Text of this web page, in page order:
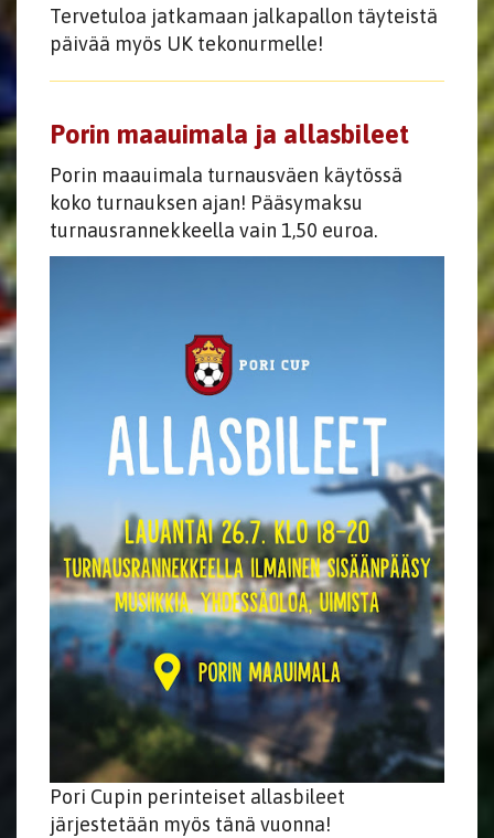
Tervetuloa jatkamaan jalkapallon täyteistä
päivää myös UK tekonurmelle!
Porin maauimala ja allasbileet
Porin maauimala turnausväen käytössä
koko turnauksen ajan! Pääsymaksu
turnausrannekkeella vain 1,50 euroa.
Pori Cupin perinteiset allasbileet
järjestetään myös tänä vuonna!